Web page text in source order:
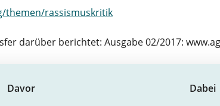
themen/rassismuskritik
darüber berichtet: Ausgabe 02/2017:
Davor
Dabei